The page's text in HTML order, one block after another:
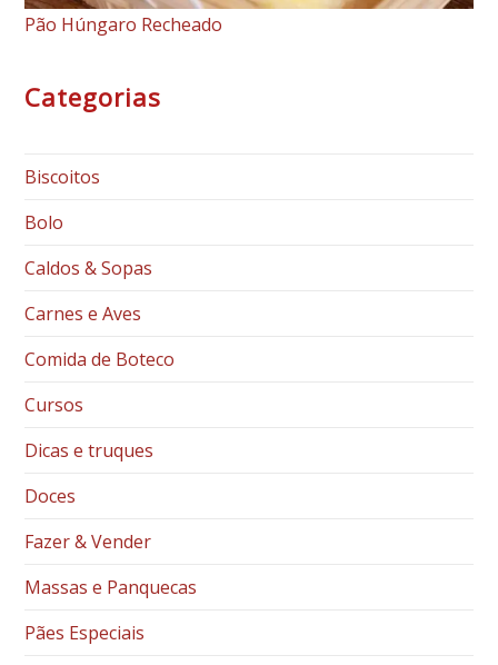
Pão Húngaro Recheado
Categorias
Biscoitos
Bolo
Caldos & Sopas
Carnes e Aves
Comida de Boteco
Cursos
Dicas e truques
Doces
Fazer & Vender
Massas e Panquecas
Pães Especiais